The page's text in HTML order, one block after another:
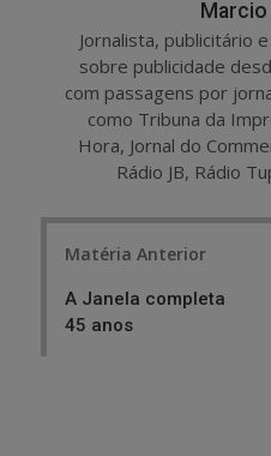
Marcio
Jornalista, publicitário
sobre publicidade
com passagens por
como Tribuna da
Hora, Jornal do
Rádio JB, Rádio
Matéria Anterior
A Janela completa
45 anos